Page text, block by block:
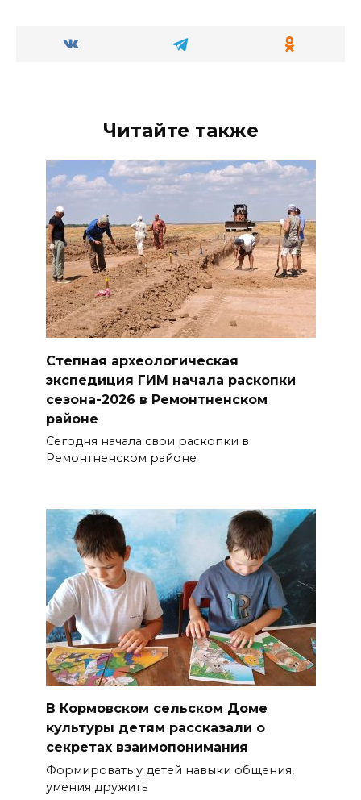
Читайте также
Степная археологическая
экспедиция ГИМ начала раскопки
сезона-2026 в Ремонтненском
районе
Сегодня начала свои раскопки в
Ремонтненском районе
В Кормовском сельском Доме
культуры детям рассказали о
секретах взаимопонимания
Формировать у детей навыки общения,
умения дружить